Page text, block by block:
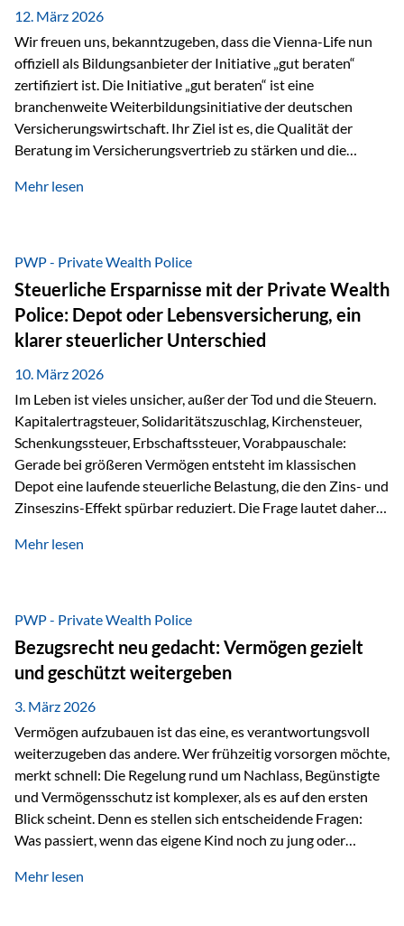
zwischen Erben Liquiditätsprobleme bei Immobilien…
12. März 2026
Wir freuen uns, bekanntzugeben, dass die Vienna-Life nun
offiziell als Bildungsanbieter der Initiative „gut beraten“
zertifiziert ist. Die Initiative „gut beraten“ ist eine
branchenweite Weiterbildungsinitiative der deutschen
Versicherungswirtschaft. Ihr Ziel ist es, die Qualität der
Beratung im Versicherungsvertrieb zu stärken und die
Personen transparent zu dokumentieren. Seit der
Stunden pro Jahr für vertrieblich tätige Personen in der
Versicherungsbranche. Über die Weiterbildungsdatenbank
von „gut beraten“ können absolvierte Bildungsmaßnahmen
zentral erfasst und dokumentiert werden. „gut beraten“
zertifiziert Als zertifizierter Bildungsanbieter können unsere
Webinare nun für die…
Mehr lesen
PWP - Private Wealth Police
Steuerliche Ersparnisse mit der Private Wealth
Police: Depot oder Lebensversicherung, ein
klarer steuerlicher Unterschied
10. März 2026
Im Leben ist vieles unsicher, außer der Tod und die Steuern.
Kapitalertragsteuer, Solidaritätszuschlag, Kirchensteuer,
Schenkungssteuer, Erbschaftssteuer, Vorabpauschale:
Gerade bei größeren Vermögen entsteht im klassischen
Depot eine laufende steuerliche Belastung, die den Zins- und
Zinseszins-Effekt spürbar reduziert. Die Frage lautet daher:
nicht laufend Kapital entziehen – sondern möglichst lange im
Privatdepot fallen an: Abgeltungssteuer Fondsbesteuerung
(Vorabpauschale, Teilfreistellung) Kein steuerlicher Abzug
der Vermögensverwaltungs-Gebühren /
Depotbankgebühren Jährliches Steuerreporting erforderlich
Zinsen, Dividenden und Kursgewinne werden laufend
besteuert.
Mehr lesen
PWP - Private Wealth Police
Bezugsrecht neu gedacht: Vermögen gezielt
und geschützt weitergeben
3. März 2026
Vermögen aufzubauen ist das eine, es verantwortungsvoll
weiterzugeben das andere. Wer frühzeitig vorsorgen möchte,
merkt schnell: Die Regelung rund um Nachlass, Begünstigte
und Vermögensschutz ist komplexer, als es auf den ersten
Blick scheint. Denn es stellen sich entscheidende Fragen:
Was passiert, wenn das eigene Kind noch zu jung oder
verwalten? Wie kann verhindert werden, dass Ex-Partner,
Mehr lesen